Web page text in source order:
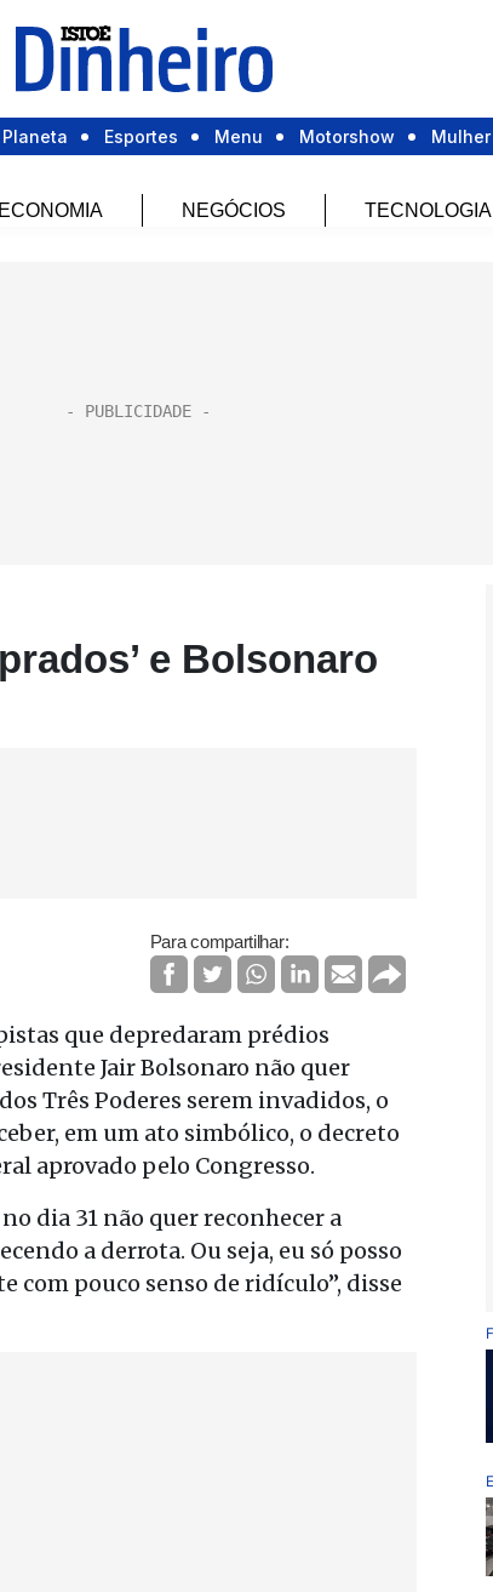
Planeta Esportes Menu Motorshow Mulher
ECONOMIA NEGÓCIOS TECNOLOGIA
e Bolsonaro
Para compartilhar:
que depredaram prédios
Jair Bolsonaro não quer
Três Poderes serem invadidos, o
em um ato simbólico, o decreto
aprovado pelo Congresso.
dia 31 não quer reconhecer a
a derrota. Ou seja, eu só posso
com pouco senso de ridículo”, disse